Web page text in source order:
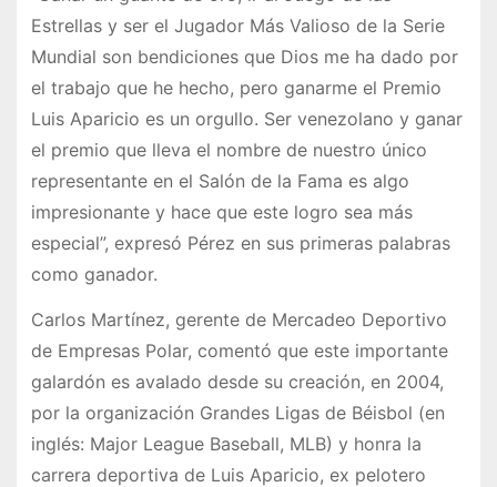
Estrellas y ser el Jugador Más Valioso de la Serie
Mundial son bendiciones que Dios me ha dado por
el trabajo que he hecho, pero ganarme el Premio
Luis Aparicio es un orgullo. Ser venezolano y ganar
el premio que lleva el nombre de nuestro único
representante en el Salón de la Fama es algo
impresionante y hace que este logro sea más
especial”, expresó Pérez en sus primeras palabras
como ganador.
Carlos Martínez, gerente de Mercadeo Deportivo
de Empresas Polar, comentó que este importante
galardón es avalado desde su creación, en 2004,
por la organización Grandes Ligas de Béisbol (en
inglés: Major League Baseball, MLB) y honra la
carrera deportiva de Luis Aparicio, ex pelotero